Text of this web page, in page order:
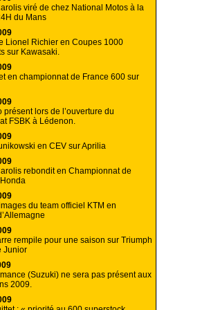
viré de chez National Motos à la
du Mans
Lionel Richier en Coupes 1000
sur Kawasaki.
en championnat de France 600 sur
présent lors de l’ouverture du
FSBK à Lédenon.
en CEV sur Aprilia
rebondit en Championnat de
du team officiel KTM en
rempile pour une saison sur Triumph
Junior
(Suzuki) ne sera pas présent aux
2009.